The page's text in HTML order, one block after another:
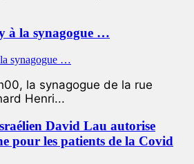
à la synagogue …
la synagogue de la rue
Henri...
David Lau autorise
pour les patients de la Covid